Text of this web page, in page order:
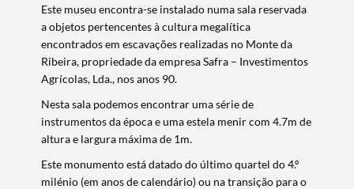
Este museu encontra-se instalado numa sala reservada
a objetos pertencentes à cultura megalítica
encontrados em escavações realizadas no Monte da
Ribeira, propriedade da empresa Safra – Investimentos
Agrícolas, Lda., nos anos 90.
Nesta sala podemos encontrar uma série de
instrumentos da época e uma estela menir com 4.7m de
altura e largura máxima de 1m.
Este monumento está datado do último quartel do 4.º
milénio (em anos de calendário) ou na transição para o